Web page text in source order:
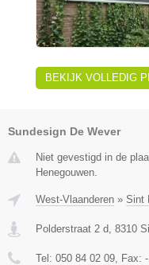
BEKIJK VOLLEDIG
Sundesign De Wever
Niet gevestigd in de
Henegouwen.
West-Vlaanderen » Sint
Polderstraat 2 d 8310
Tel: 050 84 02 09 , Fax: -